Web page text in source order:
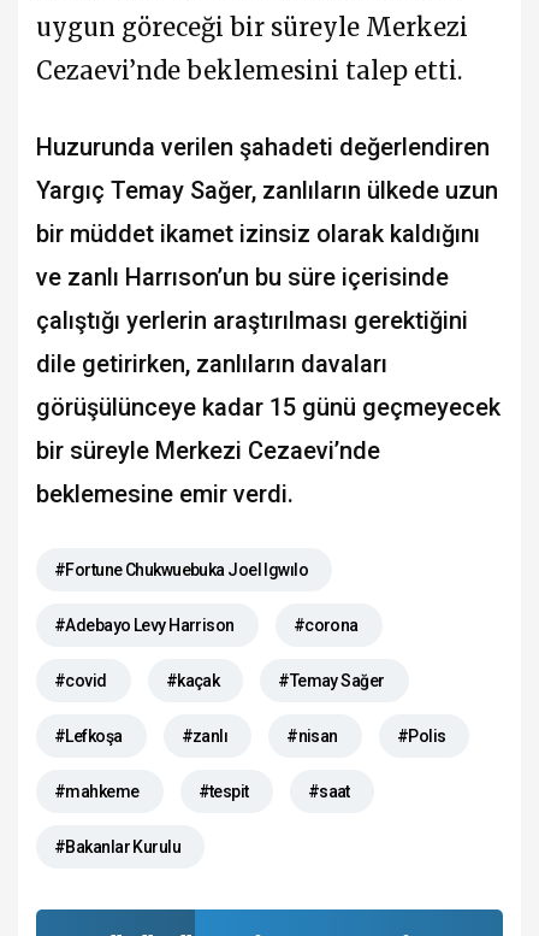
uygun göreceği bir süreyle Merkezi
Cezaevi’nde beklemesini talep etti.
Huzurunda verilen şahadeti değerlendiren
Yargıç Temay Sağer, zanlıların ülkede uzun
bir müddet ikamet izinsiz olarak kaldığını
ve zanlı Harrıson’un bu süre içerisinde
çalıştığı yerlerin araştırılması gerektiğini
dile getirirken, zanlıların davaları
görüşülünceye kadar 15 günü geçmeyecek
bir süreyle Merkezi Cezaevi’nde
beklemesine emir verdi.
#Fortune Chukwuebuka Joel Igwılo
#Adebayo Levy Harrison #corona
#covid #kaçak #Temay Sağer
#Lefkoşa #zanlı #nisan #Polis
#mahkeme #tespit #saat
#Bakanlar Kurulu